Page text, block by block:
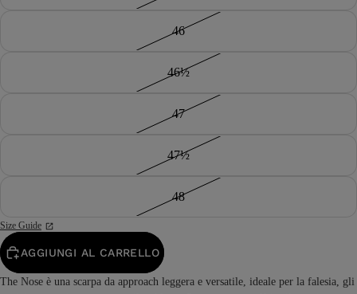
46
46½
47
47½
48
Size Guide
AGGIUNGI AL CARRELLO
The Nose è una scarpa da approach leggera e versatile, ideale per la falesia, gli